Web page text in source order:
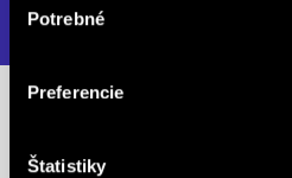
súhlasu
Potrebné
Preferencie
Štatistiky
DETAIL PREVÁDZKY